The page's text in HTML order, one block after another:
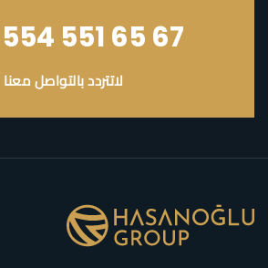
551 65 67
لاتتردد بالتواصل معنا